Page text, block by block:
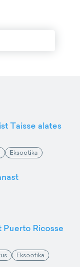
Taisse alates
Eksootika
Puerto Ricosse
Eksootika